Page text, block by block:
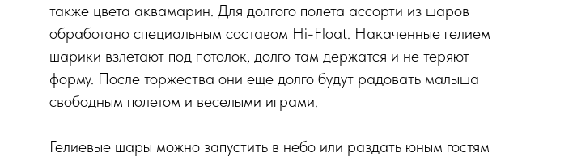
также цвета аквамарин. Для долгого полета ассорти из шаров
обработано специальным составом Hi-Float. Накаченные гелием
шарики взлетают под потолок, долго там держатся и не теряют
форму. После торжества они еще долго будут радовать малыша
свободным полетом и веселыми играми.
Гелиевые шары можно запустить в небо или раздать юным гостям